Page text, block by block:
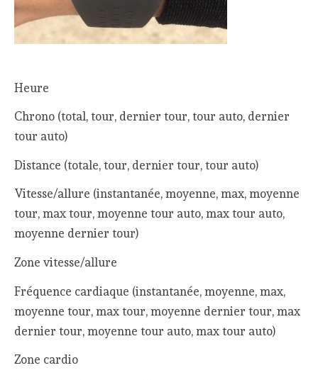
Heure
Chrono (total, tour, dernier tour, tour auto, dernier
tour auto)
Distance (totale, tour, dernier tour, tour auto)
Vitesse/allure (instantanée, moyenne, max, moyenne
tour, max tour, moyenne tour auto, max tour auto,
moyenne dernier tour)
Zone vitesse/allure
Fréquence cardiaque (instantanée, moyenne, max,
moyenne tour, max tour, moyenne dernier tour, max
dernier tour, moyenne tour auto, max tour auto)
Zone cardio